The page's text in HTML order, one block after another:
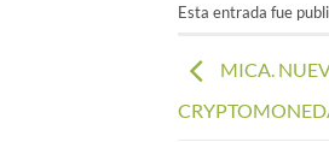
Esta entrada fue
MICA.